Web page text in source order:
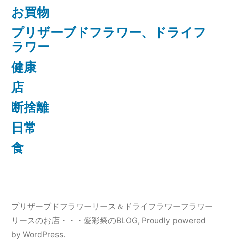
お買物
プリザーブドフラワー、ドライフ
ラワー
健康
店
断捨離
日常
食
プリザーブドフラワーリース＆ドライフラワーフラワー
リースのお店・・・愛彩祭のBLOG, Proudly powered
by WordPress.